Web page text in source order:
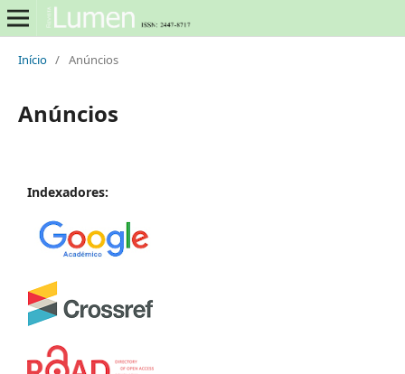
Início / Anúncios
Anúncios
Indexadores: